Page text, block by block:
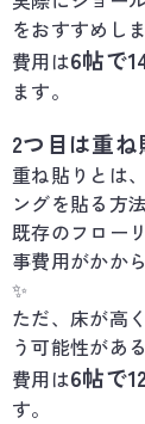
をおすすめし
費用は6帖で
ます。
2つ目は重ね
重ね貼りとは
ングを貼る方
既存のフロー
事費用がかか
✨
ただ、床が高
う可能性があ
費用は6帖で
す。